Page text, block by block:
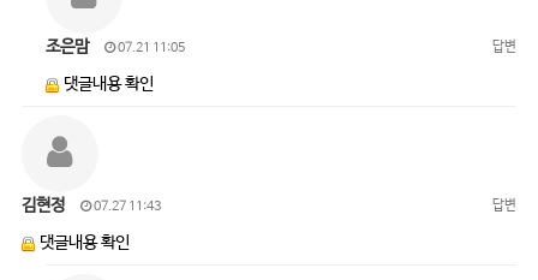
조은맘 07.21 11:05 답변
댓글내용 확인
김현정 07.27 11:43 답변
댓글내용 확인